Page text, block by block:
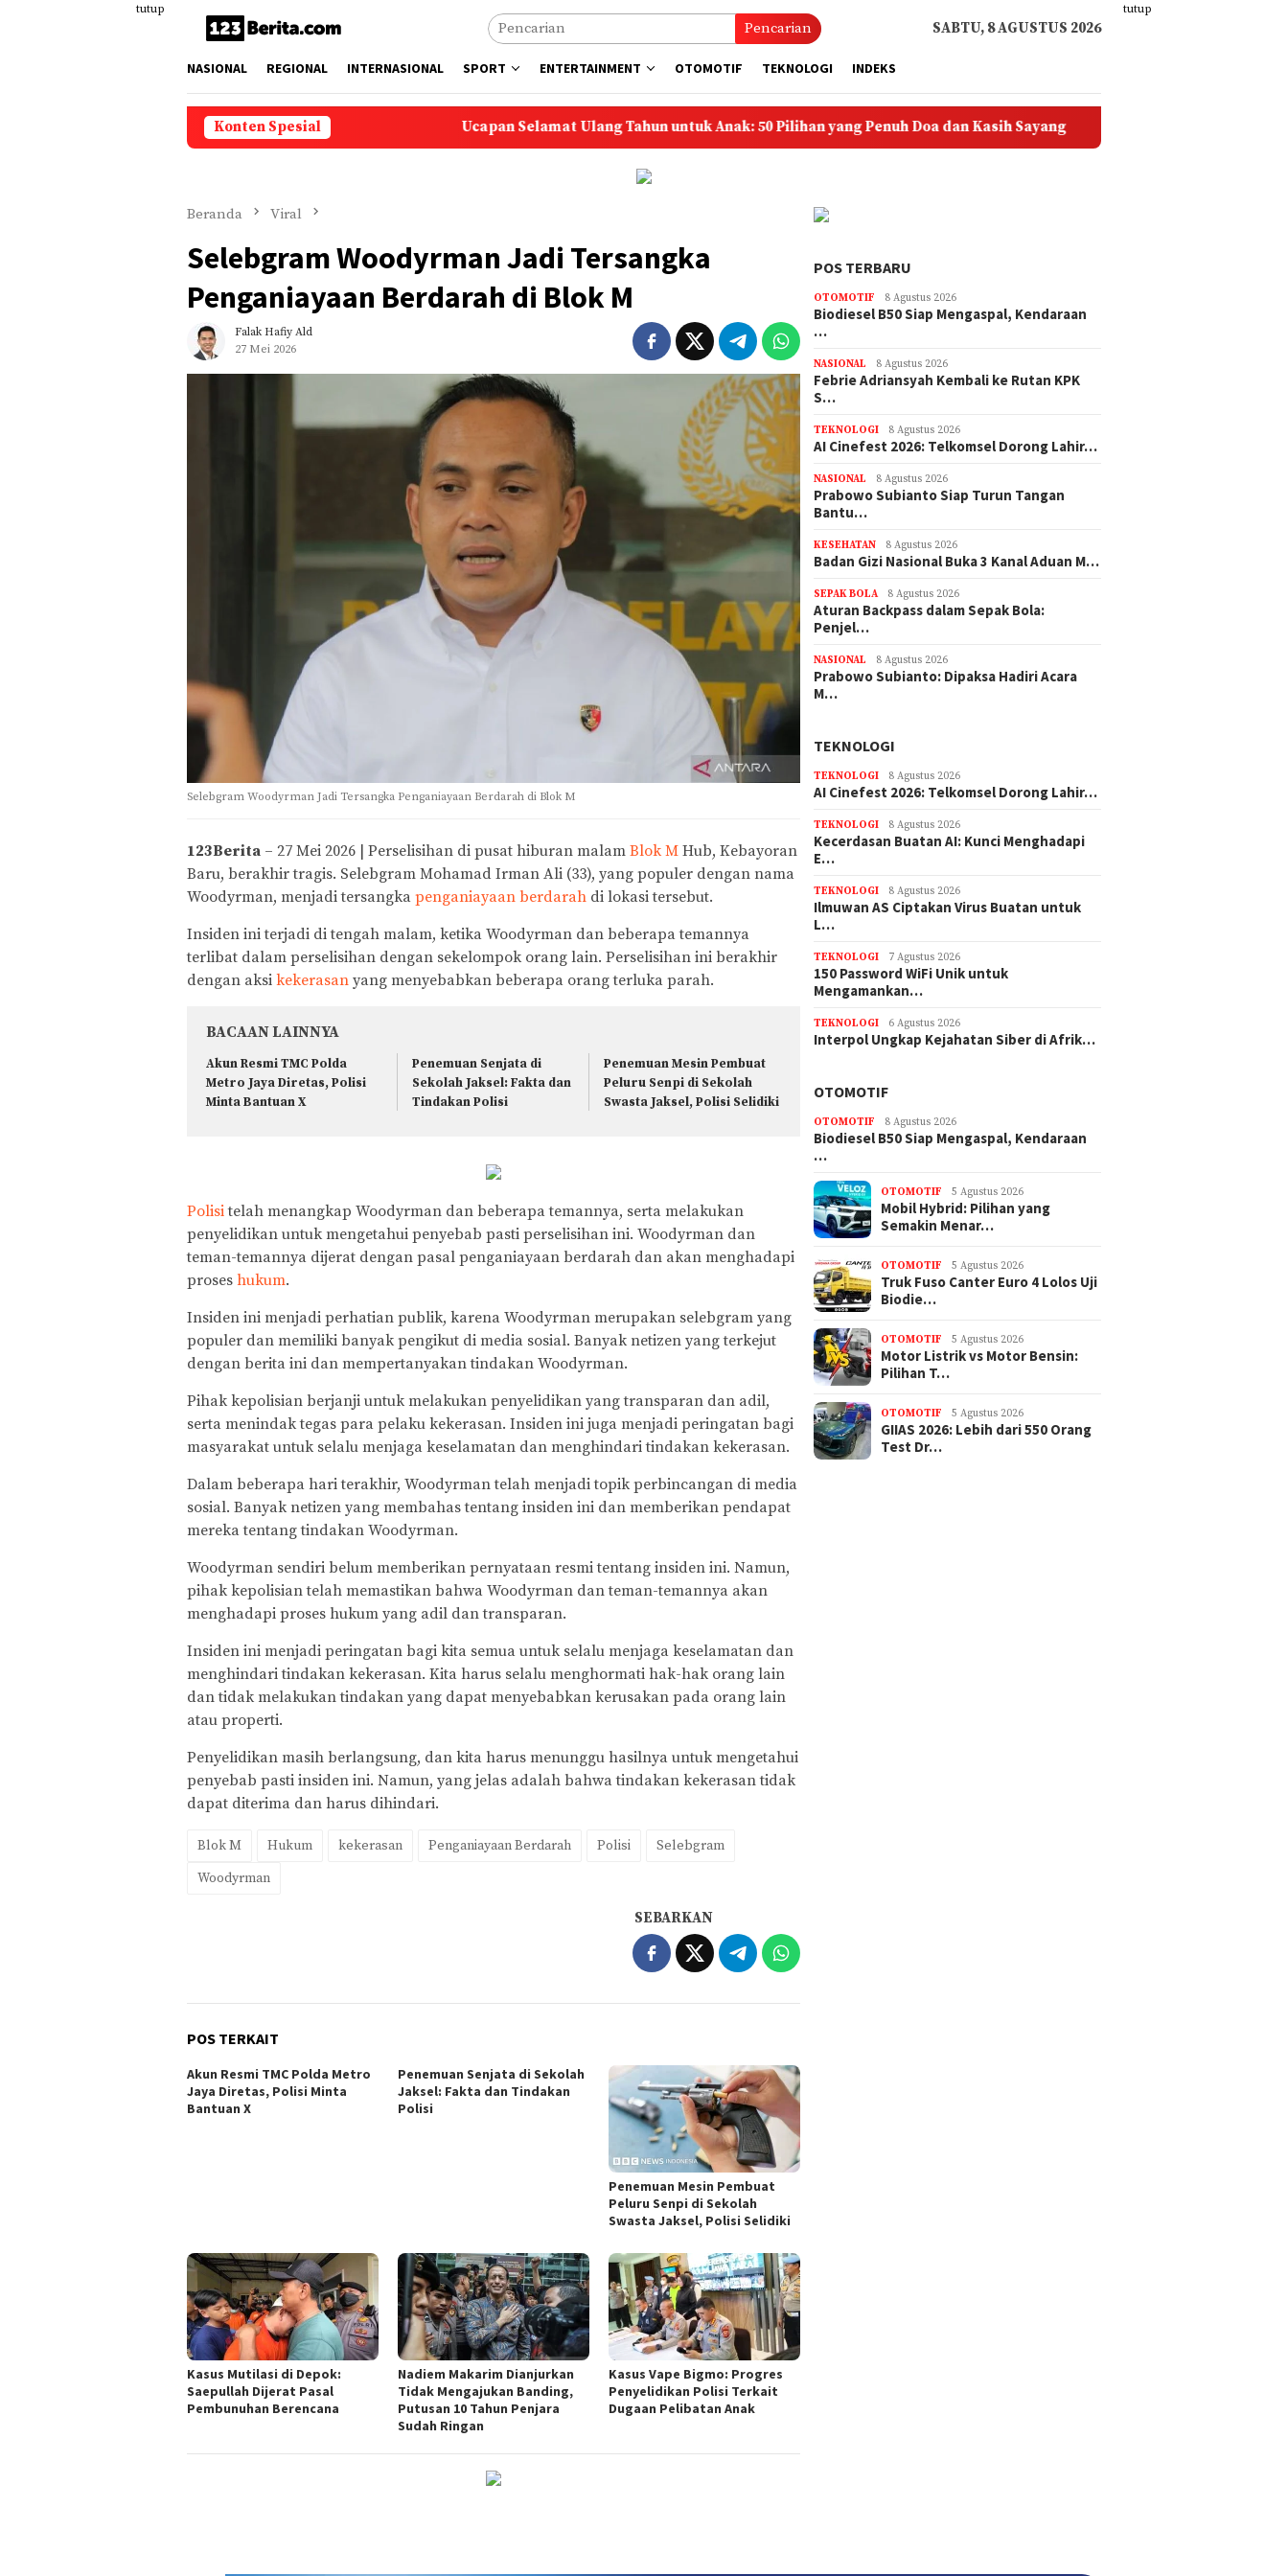
tutup tutup
Pencarian SABTU, 8 AGUSTUS 2026
NASIONAL REGIONAL INTERNASIONAL SPORT ENTERTAINMENT OTOMOTIF TEKNOLOGI INDEKS
Konten Spesial Ucapan Selamat Ulang Tahun untuk Anak: 50 Pilihan yang Penuh Doa dan Kasih Sayang Solusi Ongkir Murah untuk
Beranda Viral
Selebgram Woodyrman Jadi Tersangka
Penganiayaan Berdarah di Blok M
Falak Hafiy Ald
27 Mei 2026
Selebgram Woodyrman Jadi Tersangka Penganiayaan Berdarah di Blok M
123Berita – 27 Mei 2026 | Perselisihan di pusat hiburan malam Blok M Hub, Kebayoran
Baru, berakhir tragis. Selebgram Mohamad Irman Ali (33), yang populer dengan nama
Woodyrman, menjadi tersangka penganiayaan berdarah di lokasi tersebut.
Insiden ini terjadi di tengah malam, ketika Woodyrman dan beberapa temannya
terlibat dalam perselisihan dengan sekelompok orang lain. Perselisihan ini berakhir
dengan aksi kekerasan yang menyebabkan beberapa orang terluka parah.
BACAAN LAINNYA
Akun Resmi TMC Polda
Metro Jaya Diretas, Polisi
Minta Bantuan X
Penemuan Senjata di
Sekolah Jaksel: Fakta dan
Tindakan Polisi
Penemuan Mesin Pembuat
Peluru Senpi di Sekolah
Swasta Jaksel, Polisi Selidiki
Polisitelah menangkap Woodyrman dan beberapa temannya, serta melakukan
penyelidikan untuk mengetahui penyebab pasti perselisihan ini. Woodyrman dan
teman-temannya dijerat dengan pasal penganiayaan berdarah dan akan menghadapi
proses hukum.
Insiden ini menjadi perhatian publik, karena Woodyrman merupakan selebgram yang
populer dan memiliki banyak pengikut di media sosial. Banyak netizen yang terkejut
dengan berita ini dan mempertanyakan tindakan Woodyrman.
Pihak kepolisian berjanji untuk melakukan penyelidikan yang transparan dan adil,
serta menindak tegas para pelaku kekerasan. Insiden ini juga menjadi peringatan bagi
masyarakat untuk selalu menjaga keselamatan dan menghindari tindakan kekerasan.
Dalam beberapa hari terakhir, Woodyrman telah menjadi topik perbincangan di media
sosial. Banyak netizen yang membahas tentang insiden ini dan memberikan pendapat
mereka tentang tindakan Woodyrman.
Woodyrman sendiri belum memberikan pernyataan resmi tentang insiden ini. Namun,
pihak kepolisian telah memastikan bahwa Woodyrman dan teman-temannya akan
menghadapi proses hukum yang adil dan transparan.
Insiden ini menjadi peringatan bagi kita semua untuk selalu menjaga keselamatan dan
menghindari tindakan kekerasan. Kita harus selalu menghormati hak-hak orang lain
dan tidak melakukan tindakan yang dapat menyebabkan kerusakan pada orang lain
atau properti.
Penyelidikan masih berlangsung, dan kita harus menunggu hasilnya untuk mengetahui
penyebab pasti insiden ini. Namun, yang jelas adalah bahwa tindakan kekerasan tidak
dapat diterima dan harus dihindari.
Blok M Hukum kekerasan Penganiayaan Berdarah Polisi
Selebgram
Woodyrman
SEBARKAN
POS TERKAIT
Akun Resmi TMC Polda Metro
Jaya Diretas, Polisi Minta
Bantuan X
Penemuan Senjata di Sekolah
Jaksel: Fakta dan Tindakan
Polisi
Penemuan Mesin Pembuat
Peluru Senpi di Sekolah
Swasta Jaksel, Polisi Selidiki
Kasus Mutilasi di Depok:
Saepullah Dijerat Pasal
Pembunuhan Berencana
Nadiem Makarim Dianjurkan
Tidak Mengajukan Banding,
Putusan 10 Tahun Penjara
Sudah Ringan
Kasus Vape Bigmo: Progres
Penyelidikan Polisi Terkait
Dugaan Pelibatan Anak
POS TERBARU
OTOMOTIF 8 Agustus 2026
Biodiesel B50 Siap Mengaspal, Kendaraan
…
NASIONAL 8 Agustus 2026
Febrie Adriansyah Kembali ke Rutan KPK
S…
TEKNOLOGI 8 Agustus 2026
AI Cinefest 2026: Telkomsel Dorong Lahir…
NASIONAL 8 Agustus 2026
Prabowo Subianto Siap Turun Tangan
Bantu…
KESEHATAN 8 Agustus 2026
Badan Gizi Nasional Buka 3 Kanal Aduan M…
SEPAK BOLA 8 Agustus 2026
Aturan Backpass dalam Sepak Bola:
Penjel…
NASIONAL 8 Agustus 2026
Prabowo Subianto: Dipaksa Hadiri Acara
M…
TEKNOLOGI
TEKNOLOGI 8 Agustus 2026
AI Cinefest 2026: Telkomsel Dorong Lahir…
TEKNOLOGI 8 Agustus 2026
Kecerdasan Buatan AI: Kunci Menghadapi
E…
TEKNOLOGI 8 Agustus 2026
Ilmuwan AS Ciptakan Virus Buatan untuk
L…
TEKNOLOGI 7 Agustus 2026
150 Password WiFi Unik untuk
Mengamankan…
TEKNOLOGI 6 Agustus 2026
Interpol Ungkap Kejahatan Siber di Afrik…
OTOMOTIF
OTOMOTIF 8 Agustus 2026
Biodiesel B50 Siap Mengaspal, Kendaraan
…
OTOMOTIF 5 Agustus 2026
Mobil Hybrid: Pilihan yang
Semakin Menar…
OTOMOTIF 5 Agustus 2026
Truk Fuso Canter Euro 4 Lolos Uji
Biodie…
OTOMOTIF 5 Agustus 2026
Motor Listrik vs Motor Bensin:
Pilihan T…
OTOMOTIF 5 Agustus 2026
GIIAS 2026: Lebih dari 550 Orang
Test Dr…